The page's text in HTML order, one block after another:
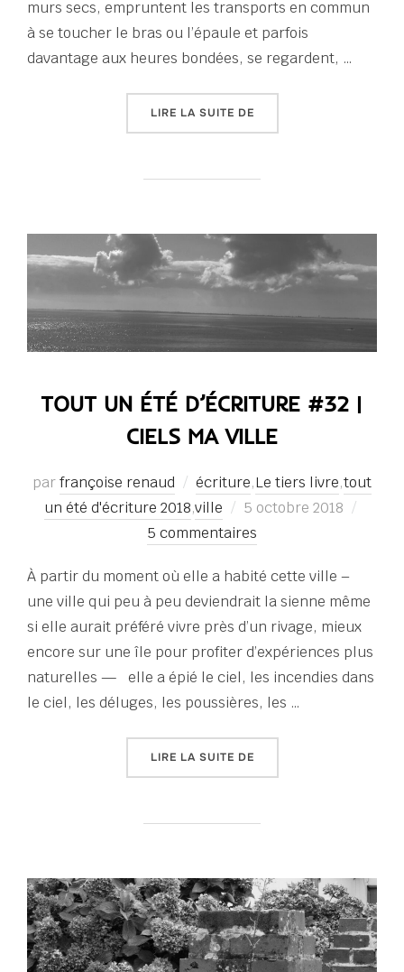
murs secs, empruntent les transports en commun
à se toucher le bras ou l’épaule et parfois
davantage aux heures bondées, se regardent, …
LIRE LA SUITE DE« TOUT UN ÉTÉ
TOUT UN ÉTÉ D’ÉCRITURE #32 |
CIELS MA VILLE
parfrançoise renaud écriture,Le tiers livre,tout
un été d'écriture 2018,ville
Publié
le
5 octobre 2018
5 commentaires
À partir du moment où elle a habité cette ville –
une ville qui peu à peu deviendrait la sienne même
si elle aurait préféré vivre près d’un rivage, mieux
encore sur une île pour profiter d’expériences plus
naturelles — elle a épié le ciel, les incendies dans
le ciel, les déluges, les poussières, les …
LIRE LA SUITE DE« TOUT UN ÉTÉ